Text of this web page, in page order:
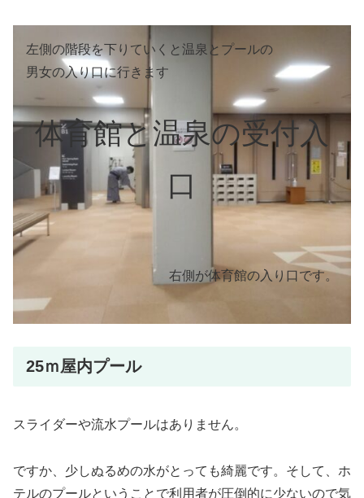
左側の階段を下りていくと温泉とプールの
男女の入り口に行きます
体育館と温泉の受付入
口
右側が体育館の入り口です。
25ｍ屋内プール
スライダーや流水プールはありません。
ですか、少しぬるめの水がとっても綺麗です。そして、ホ
テルのプールということで利用者が圧倒的に少ないので気